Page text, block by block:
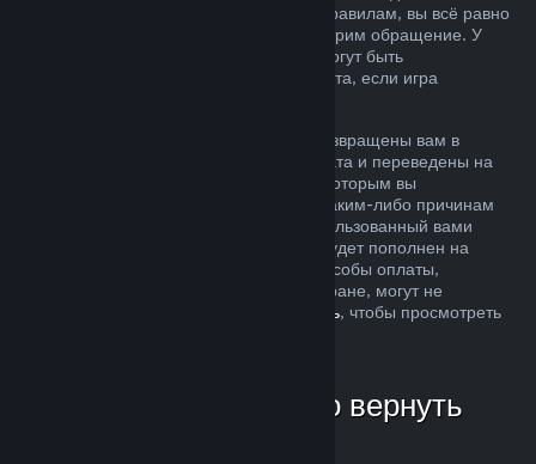
ситуация не соответствует описанным правилам, вы всё равно
можете запросить возврат, и мы рассмотрим обращение. У
пользователей из некоторых регионов могут быть
дополнительные права на запрос возврата, если игра
Средства за покупку будут полностью возвращены вам в
течение недели после одобрения возврата и переведены на
кошелек Steam или тот способ оплаты, которым вы
воспользовались при покупке. Если по каким-либо причинам
Steam не сможет вернуть деньги на использованный вами
способ оплаты, то ваш кошелек Steam будет пополнен на
соответствующую сумму (некоторые способы оплаты,
доступные в магазине Steam в вашей стране, могут не
нажмите здесь, чтобы просмотреть
В каких случаях можно вернуть